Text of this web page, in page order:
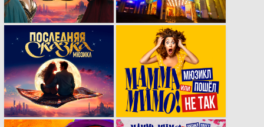
на основе
фотосессии
разработка
кейвижуала для
мюзикла
«Последняя сказка»
МАММА МИМО.
Концепция,
нейминг, логотип,
визуал, сайт.